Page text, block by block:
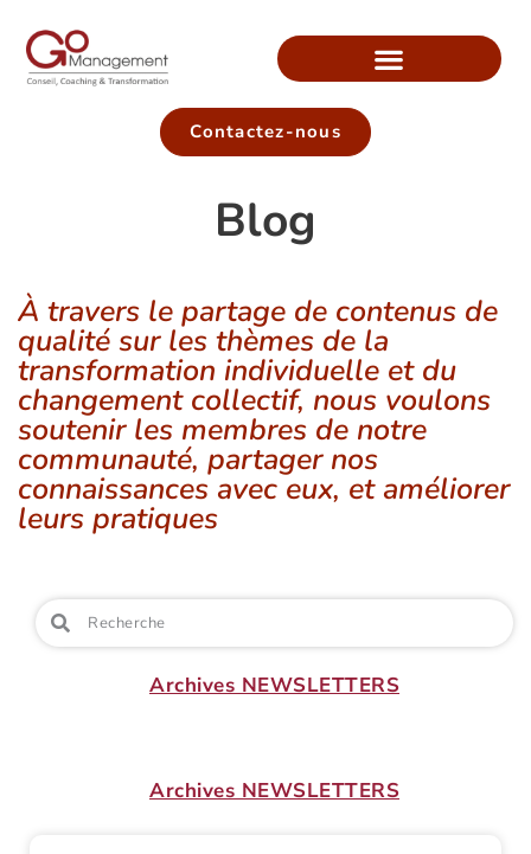
Contactez-nous
Blog
À travers le partage de contenus de
qualité sur les thèmes de la
transformation individuelle et du
changement collectif, nous voulons
soutenir les membres de notre
communauté, partager nos
connaissances avec eux, et améliorer
leurs pratiques
Archives NEWSLETTERS
Archives NEWSLETTERS